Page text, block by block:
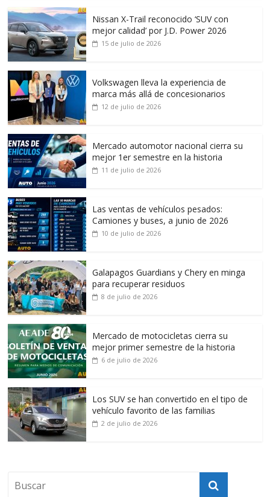
Nissan X-Trail reconocido ‘SUV con
mejor calidad’ por J.D. Power 2026
15 de julio de 2026
Volkswagen lleva la experiencia de
marca más allá de concesionarios
12 de julio de 2026
Mercado automotor nacional cierra su
mejor 1er semestre en la historia
11 de julio de 2026
Las ventas de vehículos pesados:
Camiones y buses, a junio de 2026
10 de julio de 2026
Galapagos Guardians y Chery en minga
para recuperar residuos
8 de julio de 2026
Mercado de motocicletas cierra su
mejor primer semestre de la historia
6 de julio de 2026
Los SUV se han convertido en el tipo de
vehículo favorito de las familias
2 de julio de 2026